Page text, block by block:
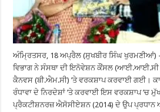
ਅੰਮ੍ਰਿਤਸਰ, 18 ਅਪ੍ਰੈਲ (ਸੁਖਬੀਰ ਸਿੰਘ ਖੁਰਮਣੀਆਂ)
ਵਿਭਾਗ ਨੇ ਸੰਸਥਾ ਦੀ ਇਨੋਵੇਸ਼ਨ ਕੌਂਸਲ (ਆਈ.ਆਈ.ਸੀ
ਕੈਨਵਸ (ਬੀ.ਐਮ.ਸੀ) ’ਤੇ ਵਰਕਸ਼ਾਪ ਕਰਵਾਈ ਗਈ।
ਰੰਧਾਵਾ ਦੇ ਨਿਰਦੇਸ਼ਾਂ ’ਤੇ ਕਰਵਾਈ ਇਸ ਵਰਕਸ਼ਾਪ ’ਚ
ਪ੍ਰੈਕਟੀਸ਼ਨਰਜ਼ ਐਸੋਸੀਏਸ਼ਨ (2014) ਦੇ ਉਪ ਪ੍ਰਧਾਨ